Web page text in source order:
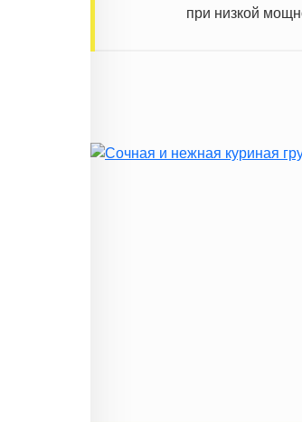
при низкой